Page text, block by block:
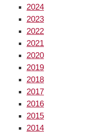
2024
2023
2022
2021
2020
2019
2018
2017
2016
2015
2014